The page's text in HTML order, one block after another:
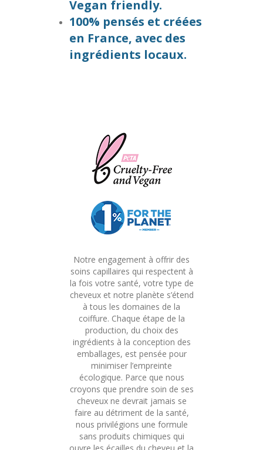
Vegan friendly.
100% pensés et créées
en France, avec des
ingrédients locaux.
Notre engagement à offrir des
soins capillaires qui respectent à
la fois votre santé, votre type de
cheveux et notre planète s’étend
à tous les domaines de la
coiffure. Chaque étape de la
production, du choix des
ingrédients à la conception des
emballages, est pensée pour
minimiser l’empreinte
écologique. Parce que nous
croyons que prendre soin de ses
cheveux ne devrait jamais se
faire au détriment de la santé,
nous privilégions une formule
sans produits chimiques qui